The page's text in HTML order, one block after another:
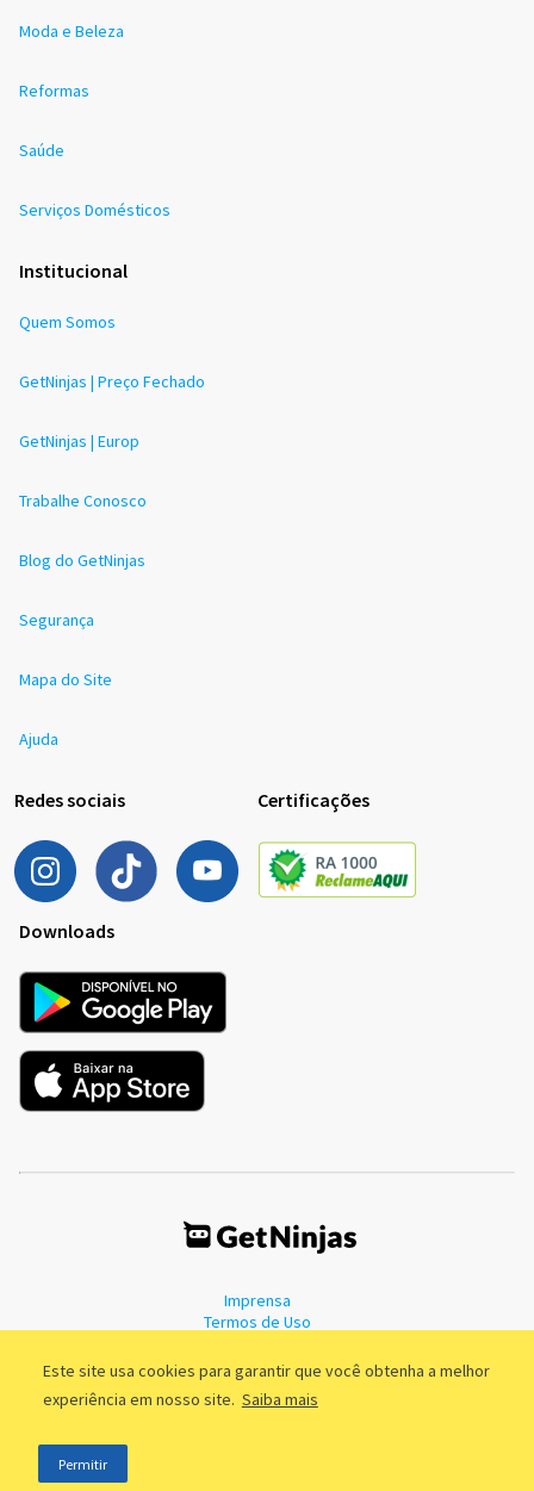
Este site usa cookies para garantir que você obtenha a melhor
experiência em nosso site. Saiba mais
Permitir
Moda e Beleza
Reformas
Saúde
Serviços Domésticos
Institucional
Quem Somos
GetNinjas | Preço Fechado
GetNinjas | Europ
Trabalhe Conosco
Blog do GetNinjas
Segurança
Mapa do Site
Ajuda
Redes sociais Certificações
Downloads
Imprensa
Termos de Uso
©2011 - 2026, GetNinjas LTDA. CNPJ 55.744.877/0001-89 - Rua Dr.
Fernandes Coelho, 85 - 3º andar - São Paulo/SP - Brasil